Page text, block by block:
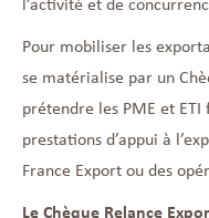
Pour mobiliser les
se matérialise par un
prétendre les PME et
prestations d’appui à
France Export ou des
Le Chèque Relance